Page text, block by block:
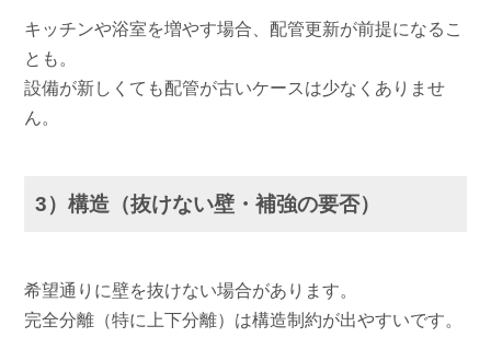
キッチンや浴室を増やす場合、配管更新が前提になるこ
とも。
設備が新しくても配管が古いケースは少なくありませ
ん。
3）構造（抜けない壁・補強の要否）
希望通りに壁を抜けない場合があります。
完全分離（特に上下分離）は構造制約が出やすいです。